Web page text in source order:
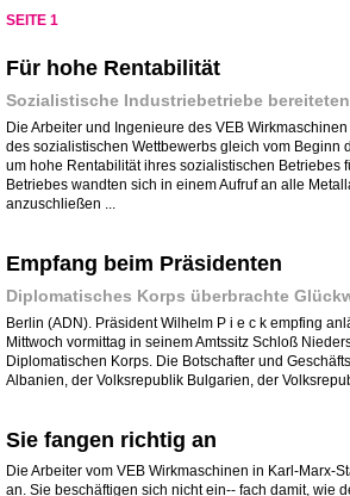
SEITE 1
Für hohe Rentabilität
Sozialistische Industriebetriebe
Die Arbeiter und Ingenieure des VEB
des sozialistischen Wettbewerbs gleich vom Beginn
um hohe Rentabilität ihres sozialistischen Betriebes
Betriebes wandten sich in einem Aufruf an alle
anzuschließen ...
Empfang beim Präsidenten
Diplomatisches Korps überbrachte
Berlin (ADN). Präsident Wilhelm P i e c k empfing
Mittwoch vormittag in seinem Amtssitz Schloß
Diplomatischen Korps. Die Botschafter und
Albanien, der Volksrepublik Bulgarien, der
Sie fangen richtig an
Die Arbeiter vom VEB Wirkmaschinen in Karl-Marx-
an. Sie beschäftigen sich nicht ein-- fach damit, wie